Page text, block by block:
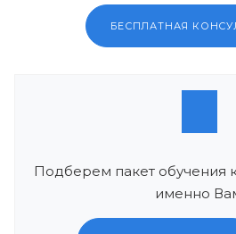
БЕСПЛАТНАЯ
Подберем пакет обучения
именно